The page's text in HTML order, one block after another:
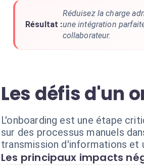
Résultat :
Réduisez la charge
une intégration
collaborateur.
Les défis d'un
L'onboarding est une étape
sur des processus manuels
transmission d'informations et
Les principaux impacts